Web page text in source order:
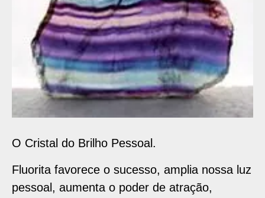
O Cristal do Brilho Pessoal.
Fluorita favorece o sucesso, amplia nossa luz
pessoal, aumenta o poder de atração,